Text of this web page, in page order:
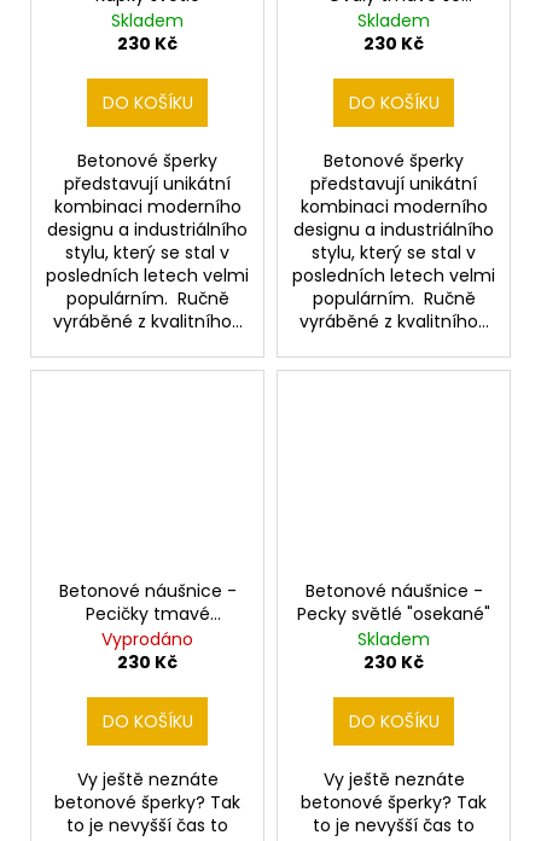
Skladem
230 Kč
DO KOŠÍKU
Betonové šperky
představují unikátní
kombinaci moderního
designu a industriálního
stylu, který se stal v
posledních letech velmi
populárním. Ručně
vyráběné z kvalitního...
třpytkami
Skladem
230 Kč
DO KOŠÍKU
Betonové šperky
představují unikátní
kombinaci moderního
designu a industriálního
stylu, který se stal v
posledních letech velmi
populárním. Ručně
vyráběné z kvalitního...
Betonové náušnice -
Pecičky tmavé
"osekané" zlatě
zdobené
Vyprodáno
230 Kč
DO KOŠÍKU
Vy ještě neznáte
betonové šperky? Tak
to je nevyšší čas to
Betonové náušnice -
Pecky světlé "osekané"
Skladem
230 Kč
DO KOŠÍKU
Vy ještě neznáte
betonové šperky? Tak
to je nevyšší čas to